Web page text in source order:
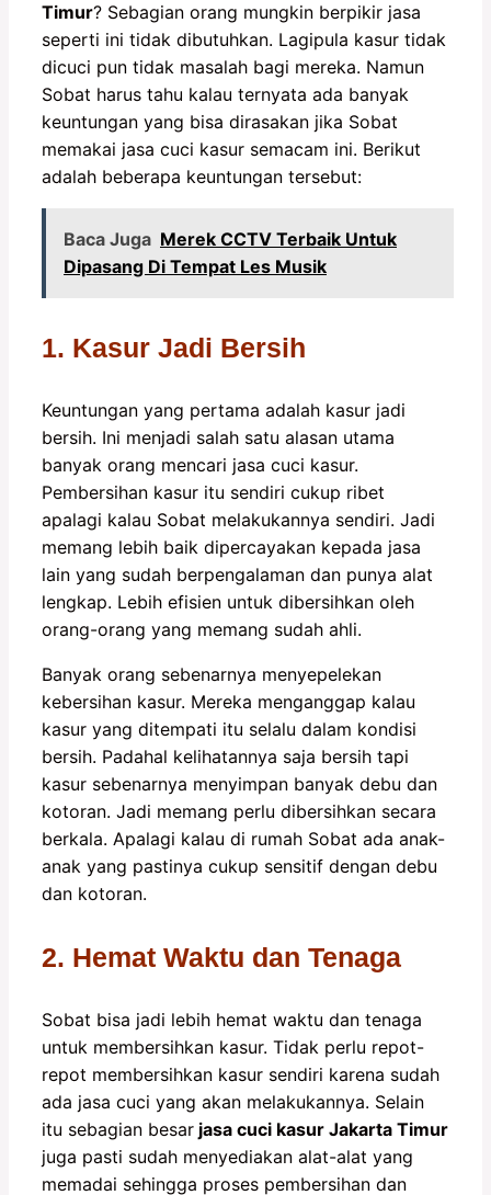
Timur? Sebagian orang mungkin berpikir jasa
seperti ini tidak dibutuhkan. Lagipula kasur tidak
dicuci pun tidak masalah bagi mereka. Namun
Sobat harus tahu kalau ternyata ada banyak
keuntungan yang bisa dirasakan jika Sobat
memakai jasa cuci kasur semacam ini. Berikut
adalah beberapa keuntungan tersebut:
Baca Juga Merek CCTV Terbaik Untuk
Dipasang Di Tempat Les Musik
1. Kasur Jadi Bersih
Keuntungan yang pertama adalah kasur jadi
bersih. Ini menjadi salah satu alasan utama
banyak orang mencari jasa cuci kasur.
Pembersihan kasur itu sendiri cukup ribet
apalagi kalau Sobat melakukannya sendiri. Jadi
memang lebih baik dipercayakan kepada jasa
lain yang sudah berpengalaman dan punya alat
lengkap. Lebih efisien untuk dibersihkan oleh
orang-orang yang memang sudah ahli.
Banyak orang sebenarnya menyepelekan
kebersihan kasur. Mereka menganggap kalau
kasur yang ditempati itu selalu dalam kondisi
bersih. Padahal kelihatannya saja bersih tapi
kasur sebenarnya menyimpan banyak debu dan
kotoran. Jadi memang perlu dibersihkan secara
berkala. Apalagi kalau di rumah Sobat ada anak-
anak yang pastinya cukup sensitif dengan debu
dan kotoran.
2. Hemat Waktu dan Tenaga
Sobat bisa jadi lebih hemat waktu dan tenaga
untuk membersihkan kasur. Tidak perlu repot-
repot membersihkan kasur sendiri karena sudah
ada jasa cuci yang akan melakukannya. Selain
itu sebagian besar jasa cuci kasur Jakarta Timur
juga pasti sudah menyediakan alat-alat yang
memadai sehingga proses pembersihan dan